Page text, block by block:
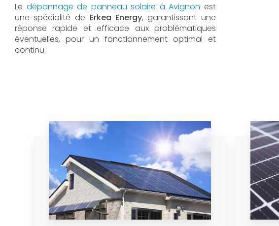
Le dépannage de panneau solaire à Avignon est
une spécialité de Erkea Energy, garantissant une
réponse rapide et efficace aux problématiques
éventuelles, pour un fonctionnement optimal et
continu.